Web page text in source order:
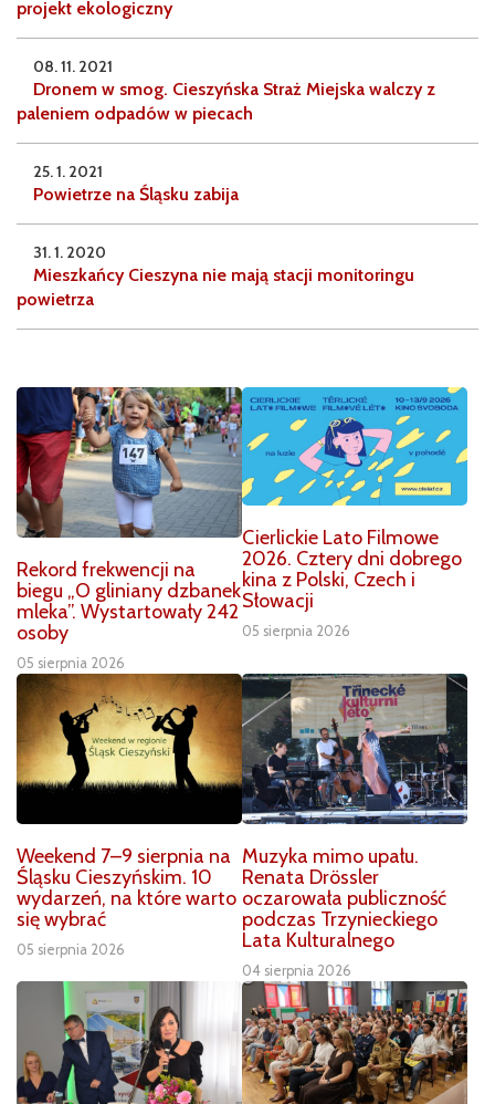
projekt ekologiczny
08. 11. 2021
Dronem w smog. Cieszyńska Straż Miejska walczy z
paleniem odpadów w piecach
25. 1. 2021
Powietrze na Śląsku zabija
31. 1. 2020
Mieszkańcy Cieszyna nie mają stacji monitoringu
powietrza
Rekord frekwencji na
biegu „O gliniany dzbanek
mleka”. Wystartowały 242
osoby
05 sierpnia 2026
Cierlickie Lato Filmowe
2026. Cztery dni dobrego
kina z Polski, Czech i
Słowacji
05 sierpnia 2026
Weekend 7–9 sierpnia na
Śląsku Cieszyńskim. 10
wydarzeń, na które warto
się wybrać
05 sierpnia 2026
Muzyka mimo upału.
Renata Drössler
oczarowała publiczność
podczas Trzynieckiego
Lata Kulturalnego
04 sierpnia 2026